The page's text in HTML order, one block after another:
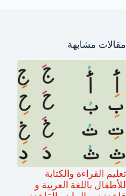
مقالات مشابهة
تعليم القراءة والكتابة
للأطفال باللغة العربية و